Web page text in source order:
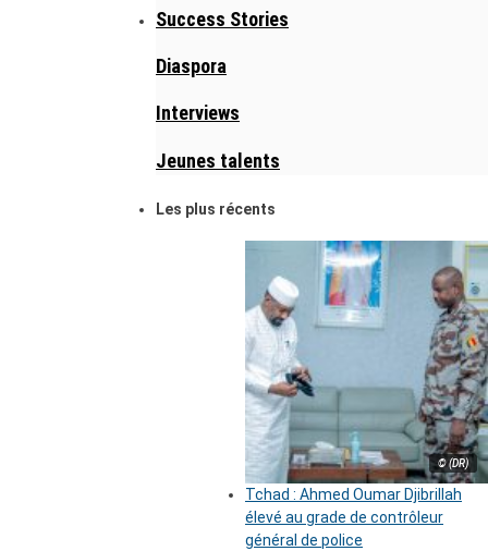
Success Stories
Diaspora
Interviews
Jeunes talents
Les plus récents
© (DR)
Tchad : Ahmed Oumar Djibrillah
élevé au grade de contrôleur
général de police